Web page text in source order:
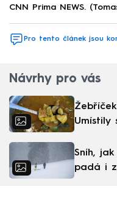
CNN Prima NEWS.
Pro tento článek jsou
Návrhy pro vás
Umístily
Sníh,
padá i